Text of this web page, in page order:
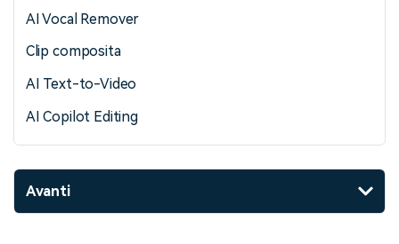
AI Vocal Remover
Clip composita
AI Text-to-Video
AI Copilot Editing
Avanti